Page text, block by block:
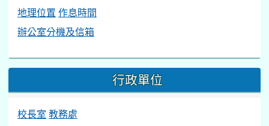
地理位置 作息時間
辦公室分機及信箱
行政單位
校長室 教務處